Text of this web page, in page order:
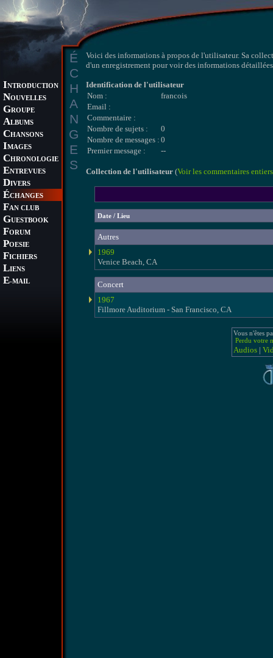
INTRODUCTION
NOUVELLES
GROUPE
ALBUMS
CHANSONS
IMAGES
CHRONOLOGIE
ENTREVUES
DIVERS
ÉCHANGES
FAN CLUB
GUESTBOOK
FORUM
POESIE
FICHIERS
LIENS
E-MAIL
É
C
H
A
N
G
E
S
Voici des informations à propos de l'utilisateur. Sa
d'un enregistrement pour voir des informations
Identification de l'utilisateur
Nom :
francois
Email :
Commentaire :
Nombre de sujets :
0
Nombre de messages : 0
Premier message :
--
Collection de l'utilisateur (Voir les commentaires entiers
Date / Lieu
Autres
1969
Venice Beach, CA
Concert
1967
Fillmore Auditorium - San Francisco, CA
Vous n'êtes
Perdu votre
Audios|